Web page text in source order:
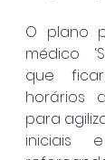
O plano
médico
que
horários
para
iniciais e